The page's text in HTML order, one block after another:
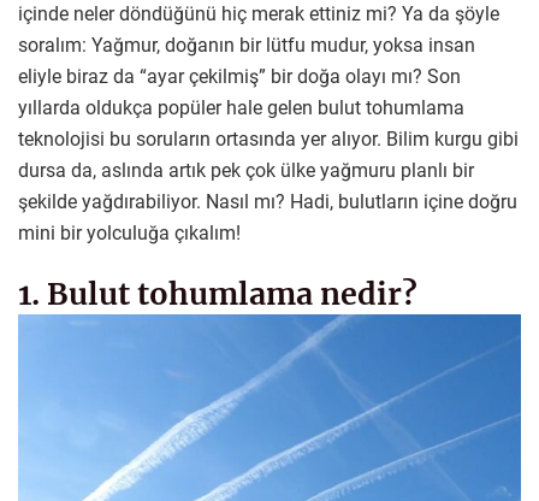
içinde neler döndüğünü hiç merak ettiniz mi? Ya da şöyle
soralım: Yağmur, doğanın bir lütfu mudur, yoksa insan
eliyle biraz da “ayar çekilmiş” bir doğa olayı mı? Son
yıllarda oldukça popüler hale gelen bulut tohumlama
teknolojisi bu soruların ortasında yer alıyor. Bilim kurgu gibi
dursa da, aslında artık pek çok ülke yağmuru planlı bir
şekilde yağdırabiliyor. Nasıl mı? Hadi, bulutların içine doğru
mini bir yolculuğa çıkalım!
1. Bulut tohumlama nedir?